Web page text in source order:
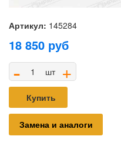
Артикул: 145284
18 850 руб
- шт +
Купить
Замена и аналоги